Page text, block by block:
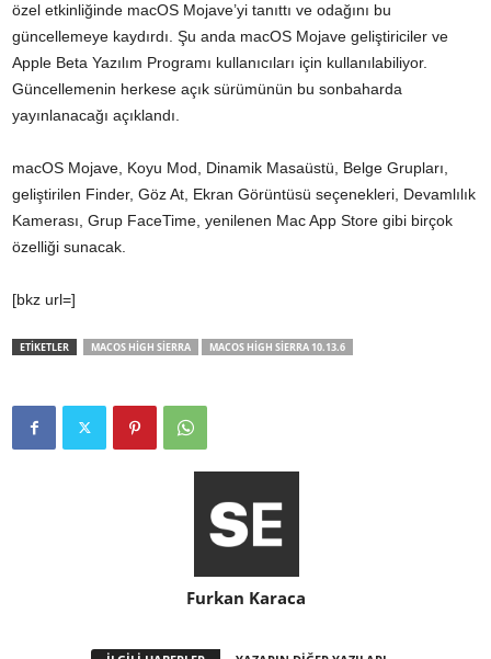
özel etkinliğinde macOS Mojave’yi tanıttı ve odağını bu
güncellemeye kaydırdı. Şu anda macOS Mojave geliştiriciler ve
Apple Beta Yazılım Programı kullanıcıları için kullanılabiliyor.
Güncellemenin herkese açık sürümünün bu sonbaharda
yayınlanacağı açıklandı.
macOS Mojave, Koyu Mod, Dinamik Masaüstü, Belge Grupları,
geliştirilen Finder, Göz At, Ekran Görüntüsü seçenekleri, Devamlılık
Kamerası, Grup FaceTime, yenilenen Mac App Store gibi birçok
özelliği sunacak.
[bkz url=]
ETİKETLER MACOS HIGH SIERRA MACOS HIGH SIERRA 10.13.6
Furkan Karaca